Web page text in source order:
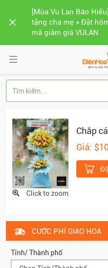
[Mùa Vu Lan Báo
tặng cha mẹ » Đặt
mã giảm giá VULAN
Click to zoom
Chắp
Giá:
CƯỚC PHÍ GIAO HOA
Tỉnh/ Thành phố